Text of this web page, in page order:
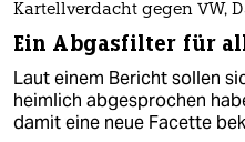
Kartellverdacht gegen VW,
Ein Abgasfilter für
Laut einem Bericht sollen
heimlich abgesprochen
damit eine neue Facette